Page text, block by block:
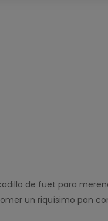
de fuet para
un riquísimo pan